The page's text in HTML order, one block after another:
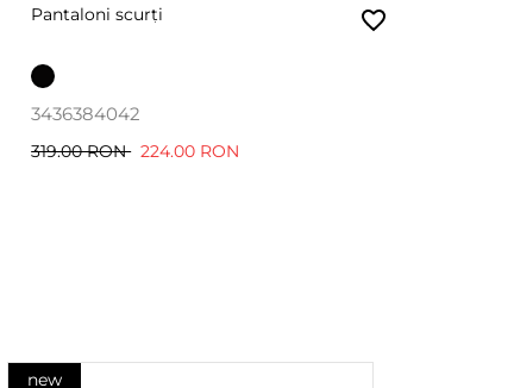
Pantaloni scurți
3436384042
319.00 RON 224.00 RON
new